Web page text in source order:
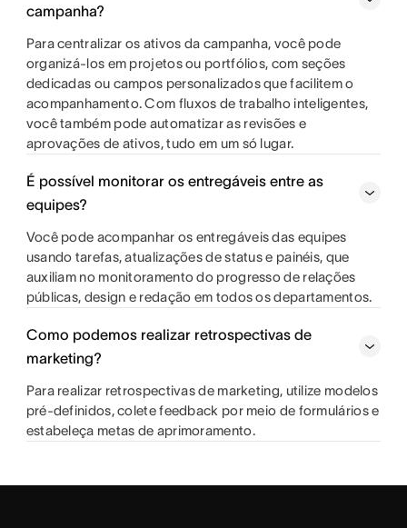
campanha?
Para centralizar os ativos da campanha, você pode
organizá-los em projetos ou portfólios, com seções
dedicadas ou campos personalizados que facilitem o
acompanhamento. Com fluxos de trabalho inteligentes,
você também pode automatizar as revisões e
aprovações de ativos, tudo em um só lugar.
É possível monitorar os entregáveis entre as
equipes?
Você pode acompanhar os entregáveis das equipes
usando tarefas, atualizações de status e painéis, que
auxiliam no monitoramento do progresso de relações
públicas, design e redação em todos os departamentos.
Como podemos realizar retrospectivas de
marketing?
Para realizar retrospectivas de marketing, utilize modelos
pré-definidos, colete feedback por meio de formulários e
estabeleça metas de aprimoramento.